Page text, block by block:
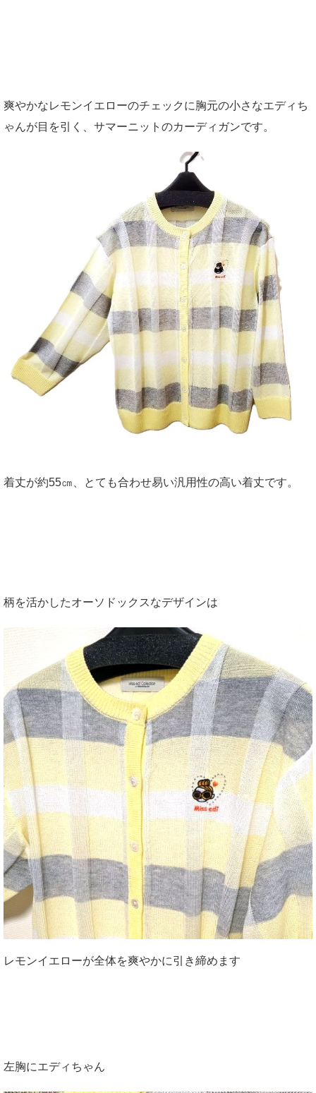
爽やかなレモンイエローのチェックに胸元の小さなエディち
ゃんが目を引く、サマーニットのカーディガンです。
着丈が約55㎝、とても合わせ易い汎用性の高い着丈です。
柄を活かしたオーソドックスなデザインは
レモンイエローが全体を爽やかに引き締めます
左胸にエディちゃん